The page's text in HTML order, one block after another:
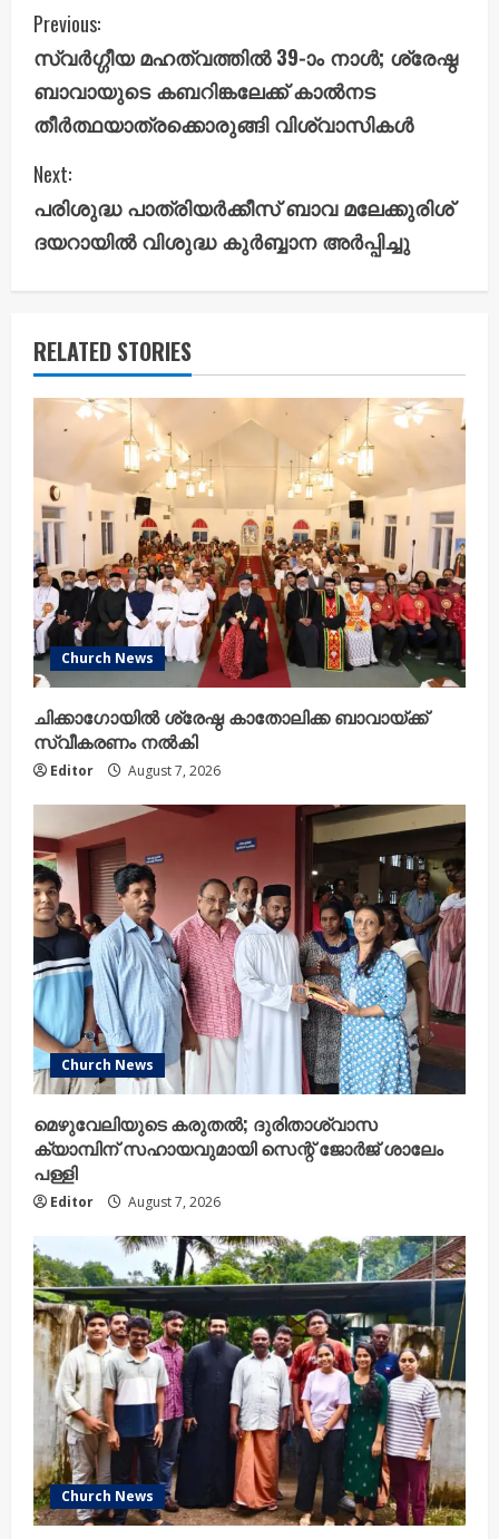
C
o
n
t
i
n
u
e
R
a
d
i
n
g
Previous:
സ്വർഗ്ഗീയ മഹത്വത്തിൽ 39-ാം നാൾ; ശ്രേഷ്ഠ
ബാവായുടെ കബറിങ്കലേക്ക് കാൽനട
തീർത്ഥയാത്രക്കൊരുങ്ങി വിശ്വാസികൾ
Next:
പരിശുദ്ധ പാത്രിയർക്കീസ് ബാവ മലേക്കുരിശ്
ദയറായിൽ വിശുദ്ധ കുർബ്ബാന അർപ്പിച്ചു
RELATED STORIES
Church News
ചിക്കാഗോയിൽ ശ്രേഷ്ഠ കാതോലിക്ക ബാവായ്ക്ക്
സ്വീകരണം നൽകി
Editor August 7, 2026
Church News
മെഴുവേലിയുടെ കരുതൽ; ദുരിതാശ്വാസ
ക്യാമ്പിന് സഹായവുമായി സെന്റ് ജോർജ് ശാലേം
പള്ളി
Editor August 7, 2026
Church News